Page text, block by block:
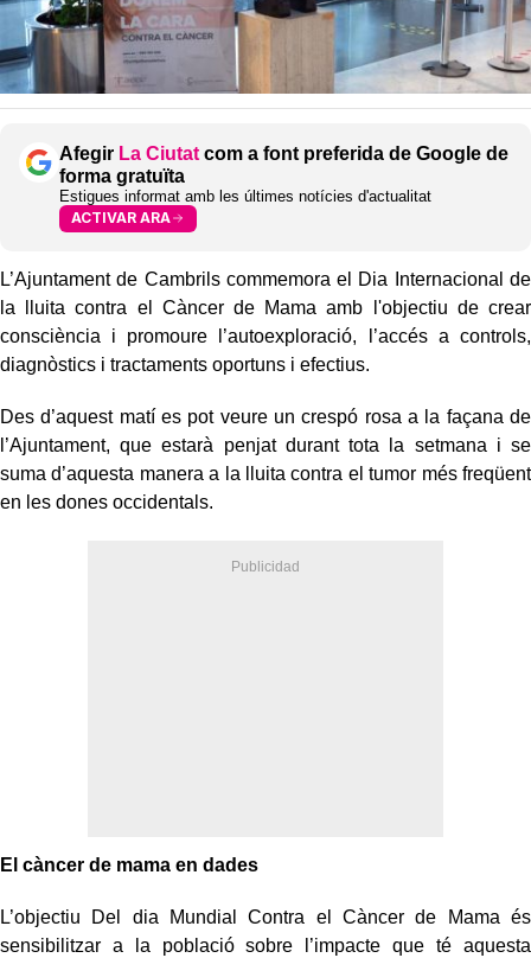
Afegir La Ciutat com a font preferida de Google de
forma gratuïta
Estigues informat amb les últimes notícies d'actualitat
ACTIVAR ARA
L’Ajuntament de Cambrils commemora el Dia Internacional de
la lluita contra el Càncer de Mama amb l'objectiu de crear
consciència i promoure l’autoexploració, l’accés a controls,
diagnòstics i tractaments oportuns i efectius.
Des d’aquest matí es pot veure un crespó rosa a la façana de
l’Ajuntament, que estarà penjat durant tota la setmana i se
suma d’aquesta manera a la lluita contra el tumor més freqüent
en les dones occidentals.
El càncer de mama en dades
L’objectiu Del dia Mundial Contra el Càncer de Mama és
sensibilitzar a la població sobre l’impacte que té aquesta